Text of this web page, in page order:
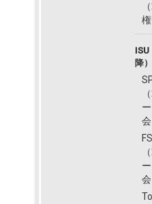
権
ISU
降）
会
会